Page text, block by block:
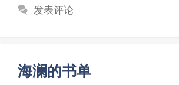
类
发表评论
海澜的书单